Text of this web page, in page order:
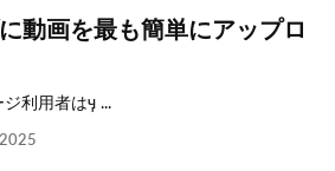
動画を最も簡単にアップロ
利用者はӌ ...